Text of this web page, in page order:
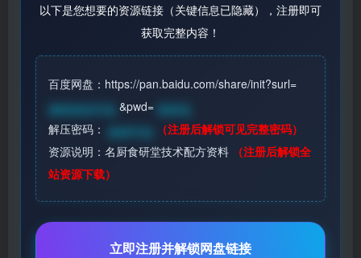
以下是您想要的资源链接（关键信息已隐藏），注册即可
获取完整内容！
百度网盘：https://pan.baidu.com/share/init?surl=
请登录后可见
&pwd=
解压密码：
（注册后解锁可见完整密码）
资源说明：名厨食研堂技术配方资料
（注册后解锁全
站资源下载）
立即注册并解锁网盘链接